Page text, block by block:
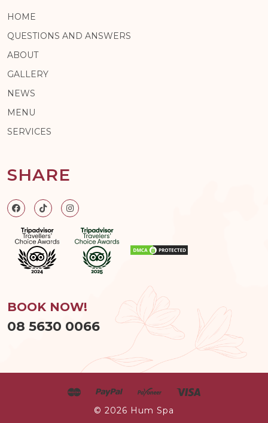
HOME
QUESTIONS AND ANSWERS
ABOUT
GALLERY
NEWS
MENU
SERVICES
SHARE
BOOK NOW!
08 5630 0066
© 2026 Hum Spa